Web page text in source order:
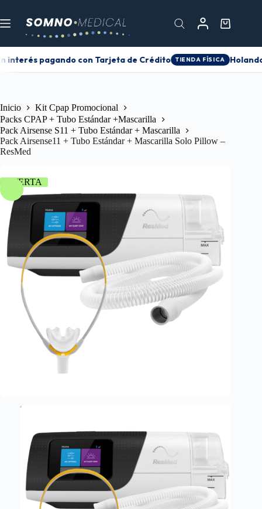
interés pagando con Tarjeta de Crédito TIENDA FÍSICA Holanda
Inicio
Kit Cpap Promocional
Packs CPAP + Tubo Estándar +Mascarilla
Pack Airsense S11 + Tubo Estándar + Mascarilla
Pack Airsense11 + Tubo Estándar + Mascarilla Solo Pillow –
ResMed
OFERTA